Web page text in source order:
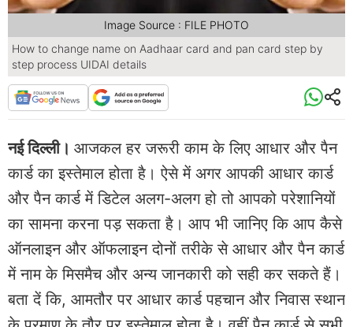
How to change name on Aadhaar card and pan card step by
step process UIDAI details
Image Source : FILE PHOTO
नई दिल्ली। आजकल हर जरूरी काम के लिए आधार और पैन
कार्ड का इस्तेमाल होता है। ऐसे में अगर आपकी आधार कार्ड
और पैन कार्ड में डिटेल अलग-अलग हो तो आपको परेशानियों
का सामना करना पड़ सकता है। आप भी जानिए कि आप कैसे
ऑनलाइन और ऑफलाइन दोनों तरीके से आधार और पैन कार्ड
में नाम के मिसमैच और अन्य जानकारी को सही कर सकते हैं।
बता दें कि, आमतौर पर आधार कार्ड पहचान और निवास स्थान